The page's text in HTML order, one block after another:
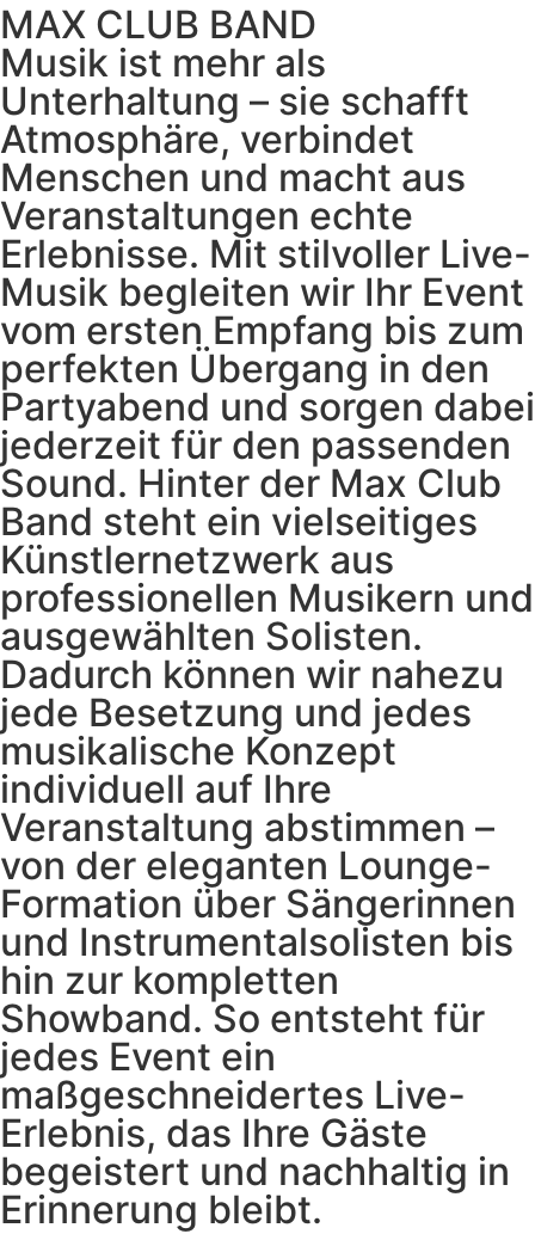
MAX CLUB BAND
Musik ist mehr als
Unterhaltung – sie schafft
Atmosphäre, verbindet
Menschen und macht aus
Veranstaltungen echte
Erlebnisse. Mit stilvoller Live-
Musik begleiten wir Ihr Event
vom ersten Empfang bis zum
perfekten Übergang in den
Partyabend und sorgen dabei
jederzeit für den passenden
Sound. Hinter der Max Club
Band steht ein vielseitiges
Künstlernetzwerk aus
professionellen Musikern und
ausgewählten Solisten.
Dadurch können wir nahezu
jede Besetzung und jedes
musikalische Konzept
individuell auf Ihre
Veranstaltung abstimmen –
von der eleganten Lounge-
Formation über Sängerinnen
und Instrumentalsolisten bis
hin zur kompletten
Showband. So entsteht für
jedes Event ein
maßgeschneidertes Live-
Erlebnis, das Ihre Gäste
begeistert und nachhaltig in
Erinnerung bleibt.